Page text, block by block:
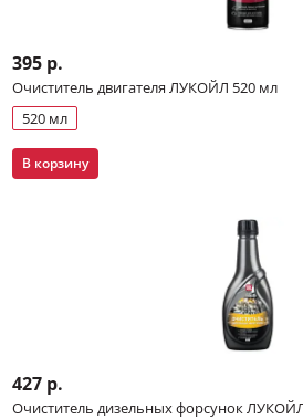
395 р.
Очиститель двигателя ЛУКОЙЛ 520 мл
520 мл
В корзину
427 р.
Очиститель дизельных форсунок